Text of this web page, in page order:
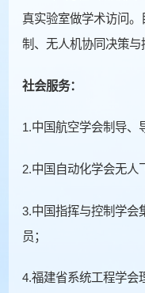
真实验室做学术访问
制、无人机协同决策与
社会服务：
1.中国航空学会制导、
2.中国自动化学会无人
3.中国指挥与控制学会
员；
4.福建省系统工程学会